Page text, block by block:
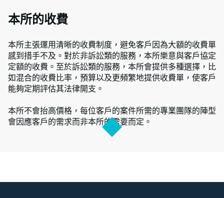
本所的收費
本所主張運用清晰的收費制度，避免客戶因為大額的收費單
感到措手不及。對於非訴訟類的服務，本所樂意與客戶協定
定額的收費。至於訴訟類的服務，本所會提供多種選擇，比
如混合的收費比率，預算以及更頻繁地提供收費單，使客戶
能夠定期評估其法律開支。
本所不會抬高價格，每位客戶的案件所需的專業團隊的陣型
會因應客戶的需求而非本所的需要而定。